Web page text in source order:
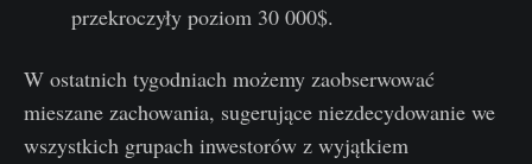
przekroczyły poziom 30 000$.
W ostatnich tygodniach możemy zaobserwować
mieszane zachowania, sugerujące niezdecydowanie we
wszystkich grupach inwestorów z wyjątkiem